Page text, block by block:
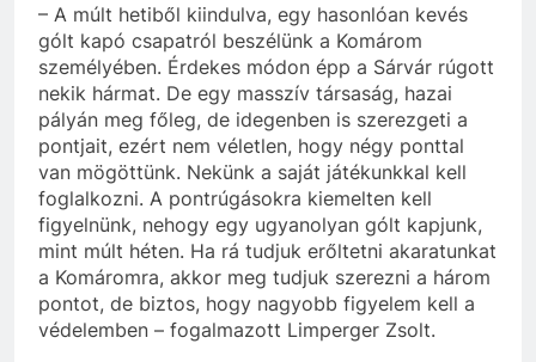
– A múlt hetiből kiindulva, egy hasonlóan kevés
gólt kapó csapatról beszélünk a Komárom
személyében. Érdekes módon épp a Sárvár rúgott
nekik hármat. De egy masszív társaság, hazai
pályán meg főleg, de idegenben is szerezgeti a
pontjait, ezért nem véletlen, hogy négy ponttal
van mögöttünk. Nekünk a saját játékunkkal kell
foglalkozni. A pontrúgásokra kiemelten kell
figyelnünk, nehogy egy ugyanolyan gólt kapjunk,
mint múlt héten. Ha rá tudjuk erőltetni akaratunkat
a Komáromra, akkor meg tudjuk szerezni a három
pontot, de biztos, hogy nagyobb figyelem kell a
védelemben – fogalmazott Limperger Zsolt.